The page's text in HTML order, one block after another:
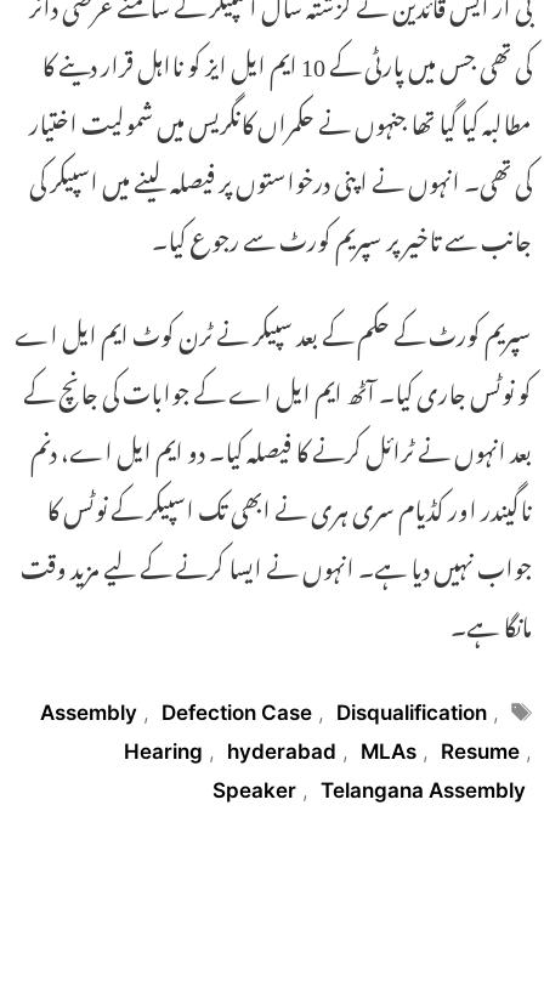
کی تھی جس میں پارٹی کے 10 ایم ایل ایز کو نااہل قرار دینے کا
مطالبہ کیا گیا تھا جنہوں نے حکمراں کانگریس میں شمولیت اختیار
کی تھی۔ انہوں نے اپنی درخواستوں پر فیصلہ لینے میں اسپیکر کی
جانب سے تاخیر پر سپریم کورٹ سے رجوع کیا۔
سپریم کورٹ کے حکم کے بعد سپیکر نے ٹرن کوٹ ایم ایل اے
کو نوٹس جاری کیا۔ آٹھ ایم ایل اے کے جوابات کی جانچ کے
بعد انہوں نے ٹرائل کرنے کا فیصلہ کیا۔ دو ایم ایل اے، دنم
ناگیندر اور کڈیام سری ہری نے ابھی تک اسپیکر کے نوٹس کا
جواب نہیں دیا ہے۔ انہوں نے ایسا کرنے کے لیے مزید وقت
مانگا ہے۔
Tags
Assembly , Defection Case , Disqualification ,
Hearing , hyderabad , MLAs , Resume ,
Speaker , Telangana Assembly